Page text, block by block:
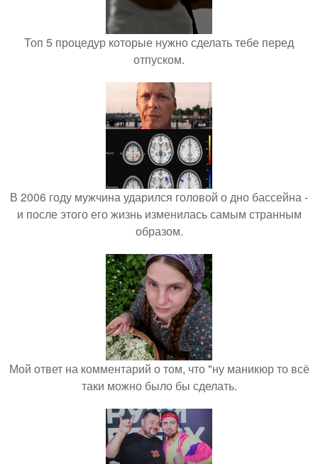
Топ 5 процедур которые нужно сделать тебе перед
отпуском.
В 2006 году мужчина ударился головой о дно бассейна -
и после этого его жизнь изменилась самым странным
образом.
Мой ответ на комментарий о том, что "ну маникюр то всё
таки можно было бы сделать.